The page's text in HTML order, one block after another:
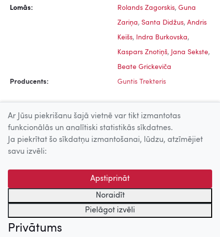
Lomās: Rolands Zagorskis, Guna
Zariņa, Santa Didžus, Andris
Keišs, Indra Burkovska,
Kaspars Znotiņš, Jana Sekste,
Beate Grickeviča
Producents: Guntis Trekteris
Uz augšu
© 2026 Nacionālais Kino centrs, Kultūras informācijas sistēmu
centrs. Sadarbības partneris: Latvijas Valsts
kinofotofonodokumentu arhīvs.
Ar Jūsu piekrišanu šajā vietnē var tikt izmantotas
funkcionālās un analītiski statistikās sīkdatnes.
Ja piekrītat šo sīkdatņu izmantošanai, lūdzu, atzīmējiet
savu izvēli:
Apstiprināt
Noraidīt
Pielāgot izvēli
Privātums